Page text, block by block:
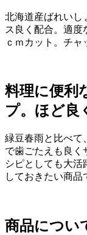
北海道産ばれいし
ス良く配合。適度
ｃｍカット。チ
料理に便利
プ。ほど良
緑豆春雨と比べて
で歯ごたえも良く
シピとしても大活
しておきたい商品
商品につい